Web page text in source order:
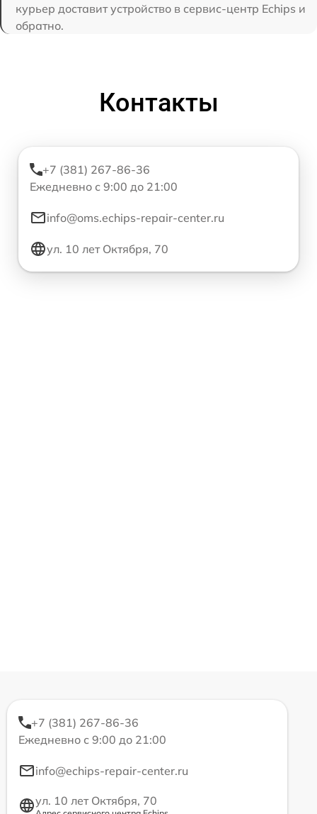
курьер доставит устройство в сервис-центр Echips и
обратно.
Контакты
+7 (381) 267-86-36
Ежедневно с 9:00 до 21:00
info@oms.echips-repair-center.ru
ул. 10 лет Октября, 70
+7 (381) 267-86-36
Ежедневно с 9:00 до 21:00
info@echips-repair-center.ru
ул. 10 лет Октября, 70